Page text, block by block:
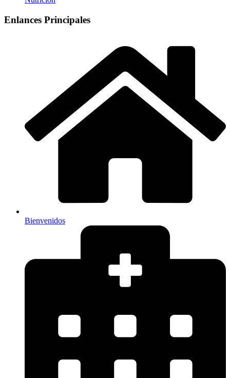
Enlances Principales
Bienvenidos